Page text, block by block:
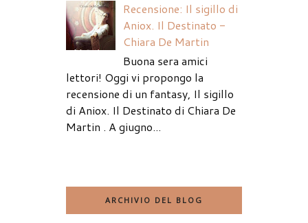
Recensione: Il sigillo di
Aniox. Il Destinato -
Chiara De Martin
Buona sera amici
lettori! Oggi vi propongo la
recensione di un fantasy, Il sigillo
di Aniox. Il Destinato di Chiara De
Martin . A giugno...
ARCHIVIO DEL BLOG